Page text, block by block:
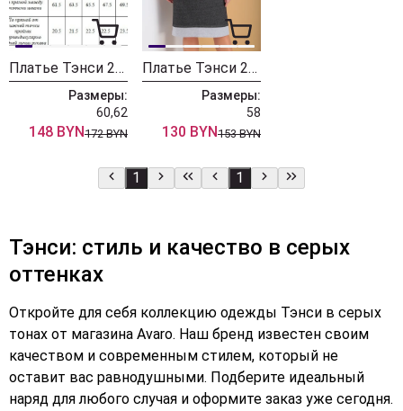
Платье Тэнси 295
Размеры:
60,62
148 BYN172 BYN
Платье Тэнси 294 серый
Размеры:
58
130 BYN153 BYN
1 1
Тэнси: стиль и качество в серых
оттенках
Откройте для себя коллекцию одежды Тэнси в серых
тонах от магазина Avaro. Наш бренд известен своим
качеством и современным стилем, который не
оставит вас равнодушными. Подберите идеальный
наряд для любого случая и оформите заказ уже сегодня.